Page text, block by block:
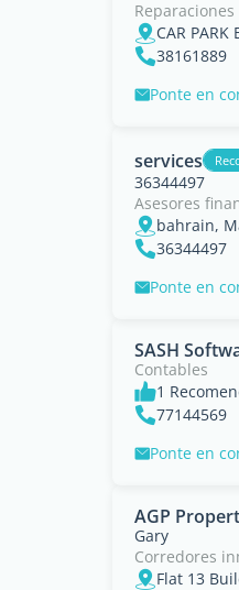
CAR
38161889
Ponte en
services
36344497
Asesores
bahrain,
36344497
Ponte en
SASH
Contables
1
77144569
Ponte en
AGP
Gary
Corredores
Flat 13